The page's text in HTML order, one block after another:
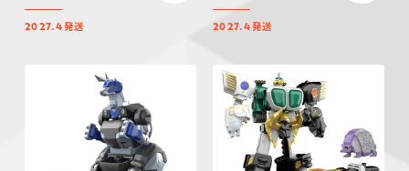
2027年4月発送】
2027.4発送
FIRES OF RUBICON
AAP07:
2027.4発送